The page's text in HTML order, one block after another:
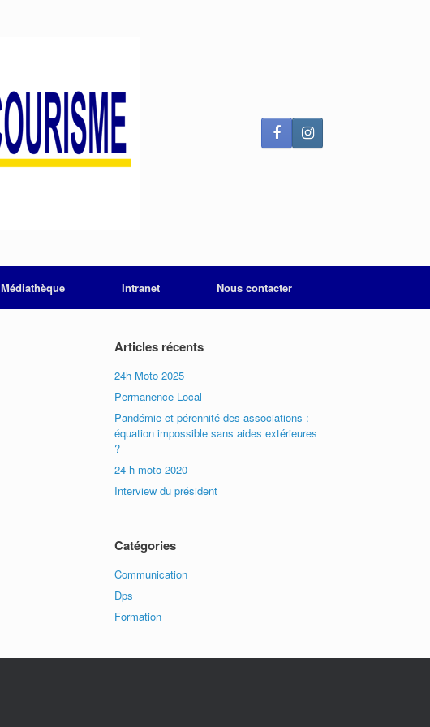
Médiathèque Intranet Nous contacter
Articles récents
24h Moto 2025
Permanence Local
Pandémie et pérennité des associations :
équation impossible sans aides extérieures
?
24 h moto 2020
Interview du président
Catégories
Communication
Dps
Formation